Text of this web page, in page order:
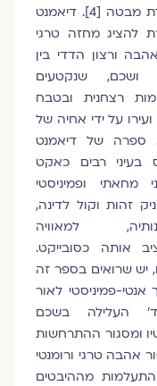
ונקודת מבטה [4]. דיאמנט
להציג מחזה טרגי
ורצון הדדי בין
ושכם, שנקטעים
רצחנית ובטבח
על ידי אחיה של
ספרה של דיאמנט
בעיני רבים כאקט
מחאתי ופמיניסטי
זהות וקול לדינה,
למאוויה
אותה כסובייקט.
יש שרואים בספר זה
פמיניסטי לאור
העלילה בשכם
ומסגור ההתרחשות
אהבה טרגי ורומנטי
מההיבטים